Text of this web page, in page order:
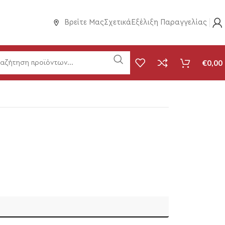
Βρείτε ΜαςΣχετικά Εξέλιξη Παραγγελίας
€0,00